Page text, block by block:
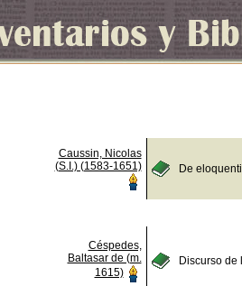
Caussin, Nicolas
(S.I.) (1583-1651)
De
Céspedes,
Baltasar de (m.
1615)
Discurso de